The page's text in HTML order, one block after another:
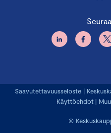
©
Saavutettavuusseloste |
Käyttöehdot |